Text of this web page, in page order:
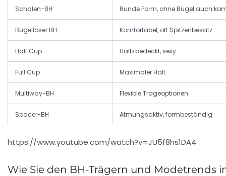
Schalen-BH Runde Form, ohne Bügel auch
Bügelloser BH Komfortabel, oft Spitzenbesatz
Half Cup Halb bedeckt, sexy
Full Cup Maximaler Halt
Multiway-BH Flexible Trageoptionen
Spacer-BH Atmungsaktiv, formbeständig
https://www.youtube.com/watch?v=JU5f8hs1DA4
Wie Sie den BH-Trägern und Modetrends